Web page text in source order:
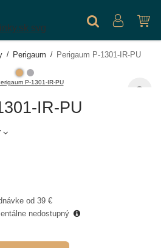
Perigaum Perigaum P-1301-IR-PU
IR-PU
od 39 €
nedostupný